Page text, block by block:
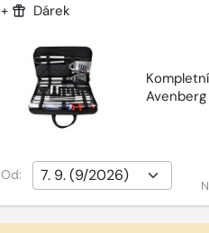
+ Dárek
Avenberg
Od: